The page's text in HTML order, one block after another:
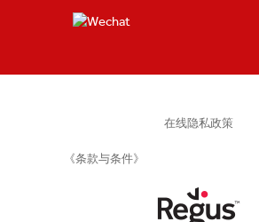
在线隐私政策
《条款与条件》